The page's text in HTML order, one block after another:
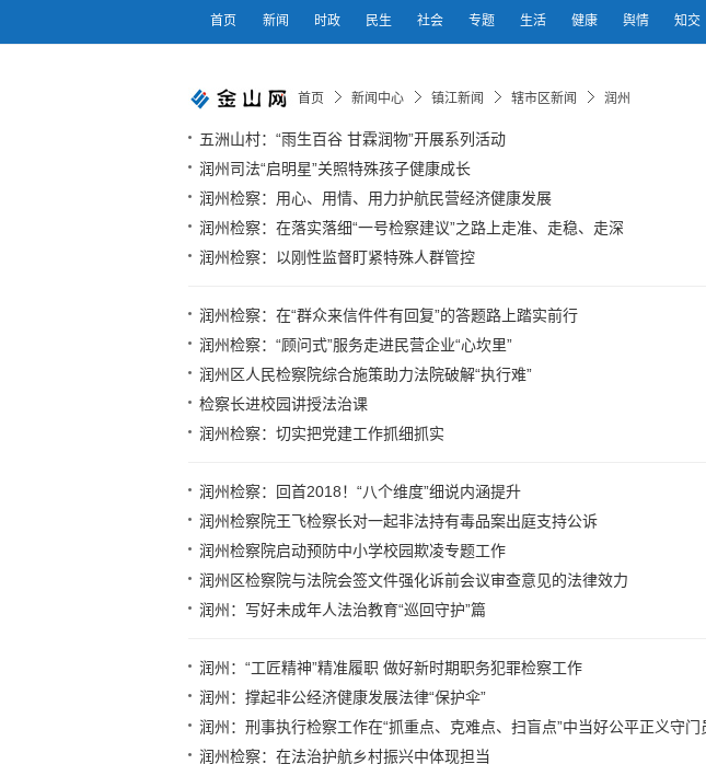
首页 新闻 时政 民生 社会 专题 生活 健康 舆情 知交
首页 新闻中心 镇江新闻 辖市区新闻 润州
五洲山村：“雨生百谷 甘霖润物”开展系列活动
润州司法“启明星”关照特殊孩子健康成长
润州检察：用心、用情、用力护航民营经济健康发展
润州检察：在落实落细“一号检察建议”之路上走准、走稳、走深
润州检察：以刚性监督盯紧特殊人群管控
润州检察：在“群众来信件件有回复”的答题路上踏实前行
润州检察：“顾问式”服务走进民营企业“心坎里”
润州区人民检察院综合施策助力法院破解“执行难”
检察长进校园讲授法治课
润州检察：切实把党建工作抓细抓实
润州检察：回首2018！“八个维度”细说内涵提升
润州检察院王飞检察长对一起非法持有毒品案出庭支持公诉
润州检察院启动预防中小学校园欺凌专题工作
润州区检察院与法院会签文件强化诉前会议审查意见的法律效力
润州：写好未成年人法治教育“巡回守护”篇
润州：“工匠精神”精准履职 做好新时期职务犯罪检察工作
润州：撑起非公经济健康发展法律“保护伞”
润州：刑事执行检察工作在“抓重点、克难点、扫盲点”中当好公平正义守门
润州检察：在法治护航乡村振兴中体现担当